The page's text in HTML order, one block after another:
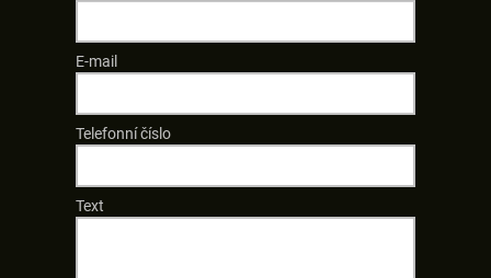
E-mail
Telefonní číslo
Text